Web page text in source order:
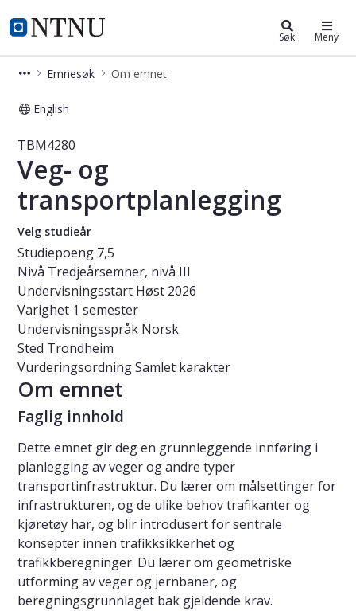
NTNU Hjemmeside
Studier Søk Meny
Emnesøk Om emnet
English
Emne - Veg- og
TBM4280
Veg- og
transportplanlegging
Velg studieår
Studiepoeng 7,5
Nivå Tredjeårsemner, nivå III
Undervisningsstart Høst 2026
Varighet 1 semester
Undervisningsspråk Norsk
Sted Trondheim
VurderingsordningSamlet karakter
Om emnet
Faglig innhold
Dette emnet gir deg en grunnleggende innføring i
planlegging av veger og andre typer
transportinfrastruktur. Du lærer om målsettinger for
infrastrukturen, og de ulike behov trafikanter og
kjøretøy har, og blir introdusert for sentrale
konsepter innen trafikksikkerhet og
trafikkberegninger. Du lærer om geometriske
utforming av veger og jernbaner, og
beregningsgrunnlaget bak gjeldende krav.